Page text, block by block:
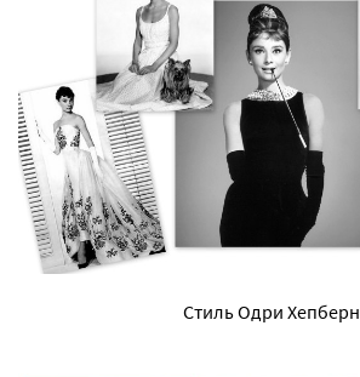
Стиль Одри Хепберн